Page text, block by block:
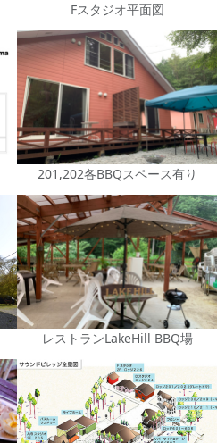
Fスタジオ平面図
201,202各BBQスペース有り
レストランLakeHill BBQ場